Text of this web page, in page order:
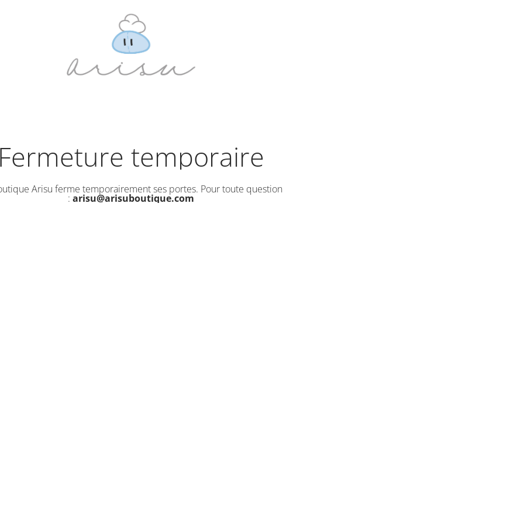
temporaire
Arisu ferme temporairement ses portes. Pour toute question
: arisu@arisuboutique.com